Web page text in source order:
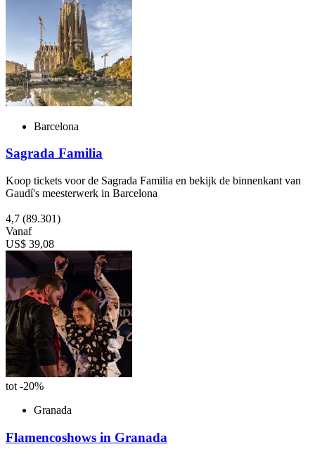
Barcelona
Sagrada Familia
Koop tickets voor de Sagrada Familia en bekijk de binnenkant van
Gaudí's meesterwerk in Barcelona
4,7 (89.301)
Vanaf
US$ 39,08
tot -20%
Granada
Flamencoshows in Granada